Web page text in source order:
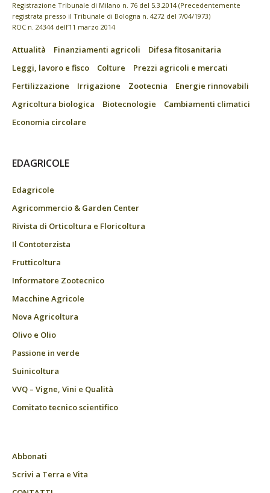
Registrazione Tribunale di Milano n. 76 del 5.3.2014 (Precedentemente
registrata presso il Tribunale di Bologna n. 4272 del 7/04/1973)
ROC n. 24344 dell’11 marzo 2014
Attualità Finanziamenti agricoli
Difesa fitosanitaria
Leggi, lavoro e fisco
Colture
Prezzi agricoli e mercati
Fertilizzazione
Irrigazione Zootecnia
Energie rinnovabili
Agricoltura biologica
Biotecnologie
Cambiamenti climatici
Economia circolare
EDAGRICOLE
Edagricole
Agricommercio & Garden Center
Rivista di Orticoltura e Floricoltura
Il Contoterzista
Frutticoltura
Informatore Zootecnico
Macchine Agricole
Nova Agricoltura
Olivo e Olio
Passione in verde
Suinicoltura
VVQ – Vigne, Vini e Qualità
Comitato tecnico scientifico
Abbonati
Scrivi a Terra e Vita